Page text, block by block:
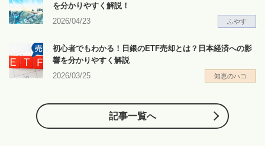
を分かりやすく解説！
2026/04/23
ふやす
初心者でもわかる！日銀のETF売却とは？日本経済への影
響を分かりやすく解説
2026/03/25
知恵のハコ
記事一覧へ